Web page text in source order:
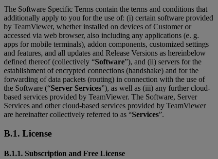
The Software Specific Terms contain the terms and conditions that
additionally apply to you for the use of: (i) certain software provided
by TeamViewer, whether installed on devices of Customer or
accessed via web browser, also including any applications (e. g.
apps for mobile terminals), addon components, customized settings
and features, and all updates and Release Versions as hereinbelow
defined thereof (collectively “Software”), and (ii) servers for the
establishment of encrypted connections (handshake) and for the
forwarding of data packets (routing) in connection with the use of
the Software (“Server Services”), as well as (iii) any further cloud-
based services provided by TeamViewer. The Software, Server
Services and other cloud-based services provided by TeamViewer
are hereinafter collectively referred to as “Services”.
B.1. License
B.1.1. Subscription and Free License